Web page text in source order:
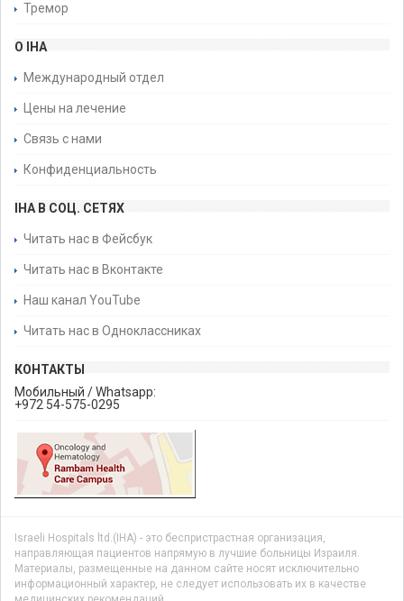
Тремор
О IHA
Международный отдел
Цены на лечение
Связь с нами
Конфиденциальность
IHA В СОЦ. СЕТЯХ
Читать нас в Фейсбук
Читать нас в Вконтакте
Наш канал YouTube
Читать нас в Одноклассниках
КОНТАКТЫ
Мобильный / Whatsapp:
+972 54-575-0295
Israeli Hospitals ltd.(IHA) - это беспристрастная организация,
направляющая пациентов напрямую в лучшие больницы Израиля.
Материалы, размещенные на данном сайте носят исключительно
информационный характер, не следует использовать их в качестве